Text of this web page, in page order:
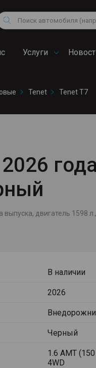
Поиск
Услуги
Tenet Tenet T7
выпуска, двигатель 1598
В наличии
2026
Черный
1.6 AMT (150
4WD